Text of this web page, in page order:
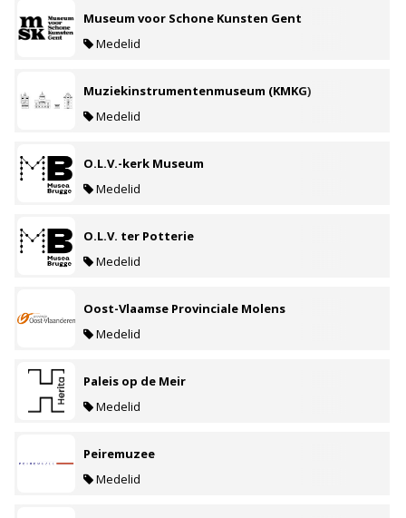
Museum voor Schone Kunsten Gent
Medelid
Muziekinstrumentenmuseum (KMKG)
Medelid
O.L.V.-kerk Museum
Medelid
O.L.V. ter Potterie
Medelid
Oost-Vlaamse Provinciale Molens
Medelid
Paleis op de Meir
Medelid
Peiremuzee
Medelid